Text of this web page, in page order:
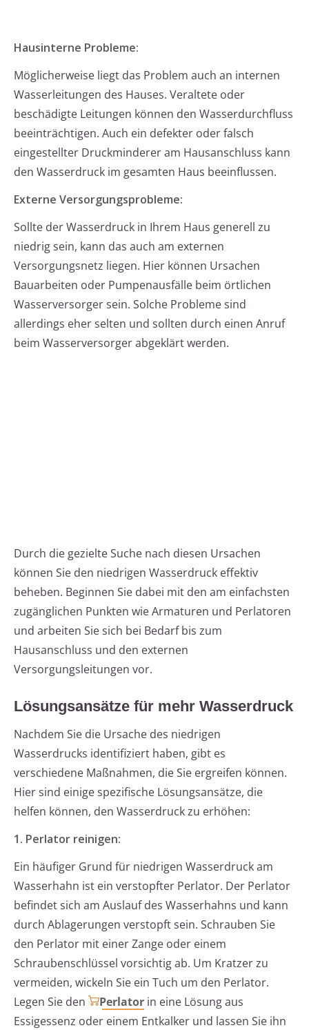
Hausinterne Probleme:
Möglicherweise liegt das Problem auch an internen
Wasserleitungen des Hauses. Veraltete oder
beschädigte Leitungen können den Wasserdurchfluss
beeinträchtigen. Auch ein defekter oder falsch
eingestellter Druckminderer am Hausanschluss kann
den Wasserdruck im gesamten Haus beeinflussen.
Externe Versorgungsprobleme:
Sollte der Wasserdruck in Ihrem Haus generell zu
niedrig sein, kann das auch am externen
Versorgungsnetz liegen. Hier können Ursachen
Bauarbeiten oder Pumpenausfälle beim örtlichen
Wasserversorger sein. Solche Probleme sind
allerdings eher selten und sollten durch einen Anruf
beim Wasserversorger abgeklärt werden.
Durch die gezielte Suche nach diesen Ursachen
können Sie den niedrigen Wasserdruck effektiv
beheben. Beginnen Sie dabei mit den am einfachsten
zugänglichen Punkten wie Armaturen und Perlatoren
und arbeiten Sie sich bei Bedarf bis zum
Hausanschluss und den externen
Versorgungsleitungen vor.
Lösungsansätze für mehr Wasserdruck
Nachdem Sie die Ursache des niedrigen
Wasserdrucks identifiziert haben, gibt es
verschiedene Maßnahmen, die Sie ergreifen können.
Hier sind einige spezifische Lösungsansätze, die
helfen können, den Wasserdruck zu erhöhen:
1. Perlator reinigen:
Ein häufiger Grund für niedrigen Wasserdruck am
Wasserhahn ist ein verstopfter Perlator. Der Perlator
befindet sich am Auslauf des Wasserhahns und kann
durch Ablagerungen verstopft sein. Schrauben Sie
den Perlator mit einer Zange oder einem
Schraubenschlüssel vorsichtig ab. Um Kratzer zu
vermeiden, wickeln Sie ein Tuch um den Perlator.
Legen Sie den
Perlator in eine Lösung aus
Essigessenz oder einem Entkalker und lassen Sie ihn